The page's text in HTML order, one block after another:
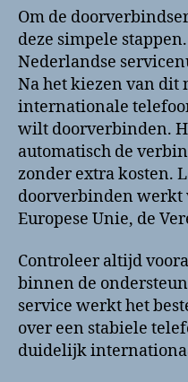
Om de
deze simpele
Nederlandse
Na het kiezen van dit
internationale
wilt doorverbinden.
automatisch de
zonder extra kosten.
doorverbinden werkt
Europese Unie, de
Controleer altijd
binnen de
service werkt het
over een stabiele
duidelijk